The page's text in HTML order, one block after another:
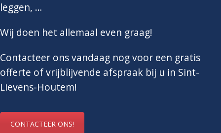
leggen, …
Wij doen het allemaal even graag!
Contacteer ons vandaag nog voor een gratis
offerte of vrijblijvende afspraak bij u in Sint-
Lievens-Houtem!
CONTACTEER ONS!